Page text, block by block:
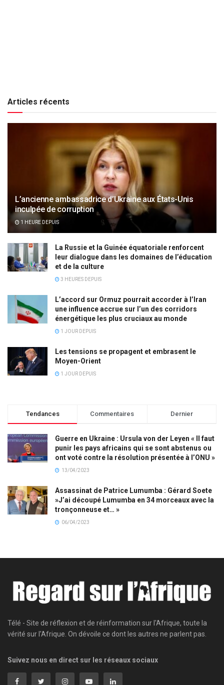
Articles récents
L’ancienne ambassadrice d’Ukraine aux États-Unis
inculpée de corruption
1 HEURE DEPUIS
La Russie et la Guinée équatoriale renforcent
leur dialogue dans les domaines de l’éducation
et de la culture
3 HEURES DEPUIS
L’accord sur Ormuz pourrait accorder à l’Iran
une influence accrue sur l’un des corridors
énergétique les plus cruciaux au monde
1 JOUR DEPUIS
Les tensions se propagent et embrasent le
Moyen-Orient
1 JOUR DEPUIS
Tendances Commentaires Dernier
Guerre en Ukraine : Ursula von der Leyen « Il faut
punir les pays africains qui se sont abstenus ou
ont voté contre la résolution présentée à l’ONU »
13/04/2023
Assassinat de Patrice Lumumba : Gérard Soete
»J’ai découpé Lumumba en 34 morceaux avec la
tronçonneuse et… »
06/04/2023
Télé - Site de réflexion et de réinformation sur l'Afrique, toute la
vérité sur l'Afrique. On dévoile ce dont les autres ne parlent pas.
Suivez nous en direct sur les réseaux sociaux